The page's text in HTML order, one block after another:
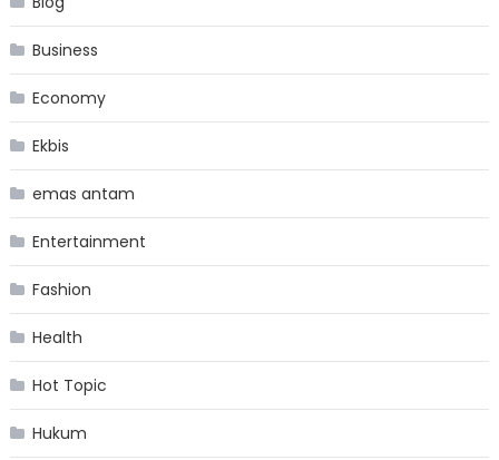
Business
Economy
Ekbis
emas antam
Entertainment
Fashion
Health
Hot Topic
Hukum